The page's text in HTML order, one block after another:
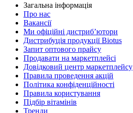
Загальна інформація
Про нас
Вакансії
Ми офіційні дистриб’ютори
Дистрибуція продукції Biotus
Запит оптового прайсу
Продавати на маркетплейсі
Довідковий центр маркетплейсу
Правила проведення акцій
Політика конфіденційності
Правила користування
Підбір вітамінів
Тренди